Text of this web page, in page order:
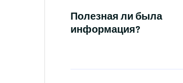
Полезная ли была
информация?